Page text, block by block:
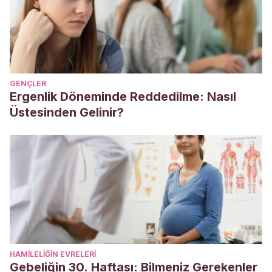
GENÇLER
Ergenlik Döneminde Reddedilme: Nasıl
Üstesinden Gelinir?
HAMILELIĞIN EVRELERI
Gebeliğin 30. Haftası: Bilmeniz Gerekenler